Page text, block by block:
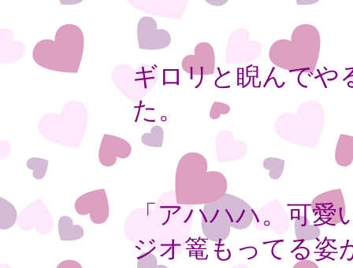
ギロリと睨んでや
た。
「アハハハ。可
ジオ篭もってる姿